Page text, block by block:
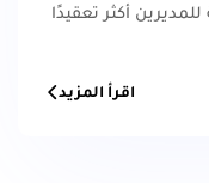
أكثر تعقيدًا
اقرأ المزيد